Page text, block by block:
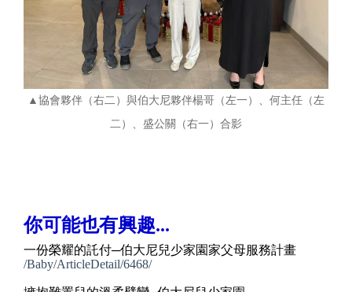
▲協會夥伴（右二）與伯大尼夥伴楊哥（左一）、何主任（左
二）、盛公關（右一）合影
你可能也有興趣...
一份榮耀的託付─伯大尼兒少家園家父母服務計畫
/Baby/ArticleDetail/6468/